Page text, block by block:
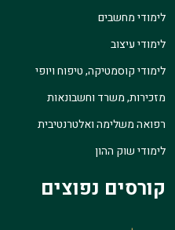
לימודי מחשבים
לימודי עיצוב
לימודי קוסמטיקה, טיפוח ויופי
מזכירות, משרד וחשבונאות
רפואה משלימה ואלטרנטיבית
לימודי שוק ההון
קורסים נפוצים